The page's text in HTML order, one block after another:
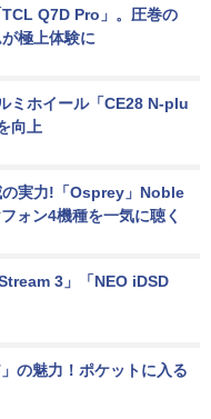
Q7D Pro」。圧巻の
極上体験に
ミホイール「CE28 N-plu
向上
の実力!「Osprey」Noble
ォン4機種を一気に聴く
3」「NEO iDSD
の魅力！ポケットに入る